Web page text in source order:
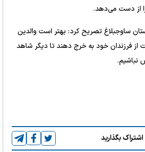
از دست می‌دهد.
ساوجبلاغ تصریح کرد: بهتر است والدین
از فرزندان خود به خرج دهند تا دیگر شاهد
نباشیم.
بگذارید